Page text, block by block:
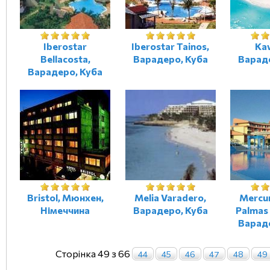
Iberostar
Bellacosta,
Варадеро, Куба
Iberostar Tainos,
Варадеро, Куба
Bristol, Мюнхен,
Німеччина
Melia Varadero,
Варадеро, Куба
Сторінка 49 з 66 44 45 46 47 48 49